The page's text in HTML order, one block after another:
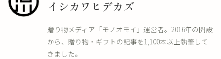
イシカワヒデカズ
贈り物メディア「モノオモイ」運営者。2016年の開設
から、贈り物・ギフトの記事を1,100本以上執筆して
きました。